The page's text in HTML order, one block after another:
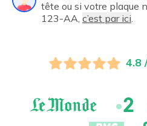
tête ou si votre plaque
123-AA, c’est par ici
4.8